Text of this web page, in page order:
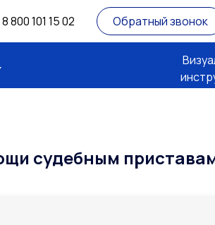
8 800 101 15 02 Обратный звонок
судебным